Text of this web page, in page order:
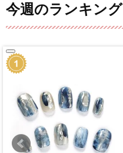
今週のランキング